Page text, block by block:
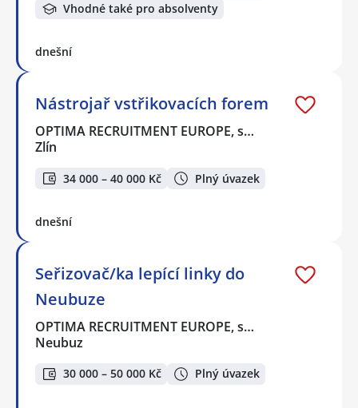
Vhodné také pro absolventy
dnešní
Nástrojař vstřikovacích forem
OPTIMA RECRUITMENT EUROPE, s…
Zlín
34 000 – 40 000 Kč Plný úvazek
dnešní
Seřizovač/ka lepící linky do
Neubuze
OPTIMA RECRUITMENT EUROPE, s…
Neubuz
30 000 – 50 000 Kč Plný úvazek